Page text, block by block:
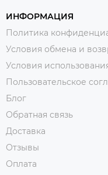
ИНФОРМАЦИЯ
Политика
Условия обмена и
Условия
Пользовательское
Блог
Обратная связь
Доставка
Отзывы
Оплата